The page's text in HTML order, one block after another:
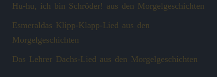
Hu-hu, ich bin Schröder! aus den Morgelgeschichten
Esmeraldas Klipp‑Klapp‑Lied aus den
Morgelgeschichten
Das Lehrer Dachs-Lied aus den Morgelgeschichten